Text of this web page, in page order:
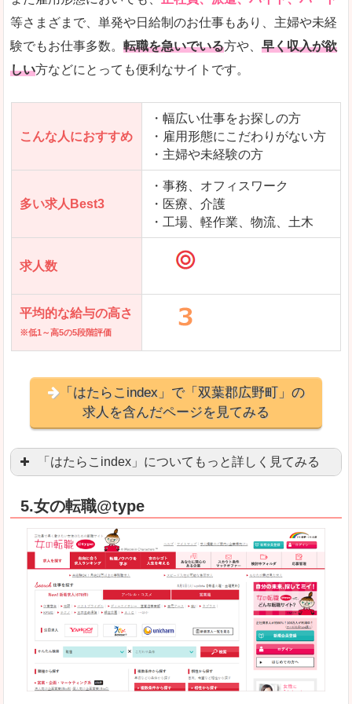
野町」の
求人を含んだページを見てみる
等さまざまで、単発や日給制のお仕事もあり、主婦や未経
験でもお仕事多数。 転職を急いでいる方や、 早く収入が欲
しい方などにとっても便利なサイトです。
こんな人におすすめ
・幅広い仕事をお探しの方
・雇用形態にこだわりがない方
・主婦や未経験の方
多い求人Best3
・事務、オフィスワーク
・医療、介護
・工場、軽作業、物流、土木
求人数
平均的な給与の高さ
※低1～高5の5段階評価
「はたらこindex」で「双葉郡広野町」の
求人を含んだページを見てみる
「はたらこindex」についてもっと詳しく見てみる
良いところ
求人が毎時更新されます！（他社求人サイトは週
希望職種の平均時給が瞬時にわかります。アルバ
求人数が多すぎて、逆に絞り込みに悩んだり、迷
雇用形態にもよりますが、給与額に幅があります。
5.女の転職@type